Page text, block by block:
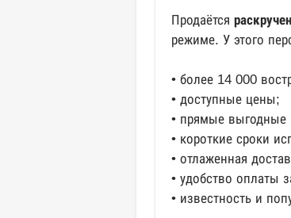
Продаётся
режиме. У этого
• более 14 000
• доступные цены;
• прямые выгодные
• короткие сроки
• отлаженная
• удобство оплаты
• известность и